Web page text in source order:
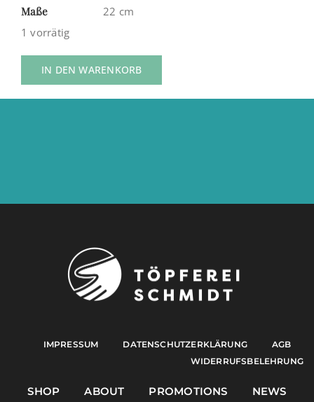
Maße
22 cm
1 vorrätig
IN DEN WARENKORB
IMPRESSUM DATENSCHUTZERKLÄRUNG
AGB
WIDERRUFSBELEHRUNG
SHOP ABOUT PROMOTIONS NEWS